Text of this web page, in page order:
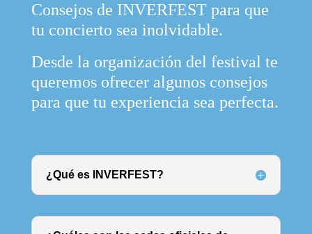
Consejos de INVERFEST para que
tu concierto sea inolvidable.
Desde la organización del festival te
queremos ofrecer algunos consejos
para que tu experiencia sea perfecta.
¿Qué es INVERFEST?